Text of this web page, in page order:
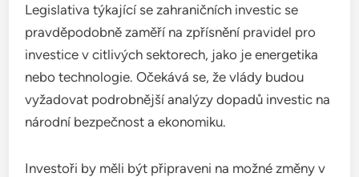
Legislativa týkající se zahraničních investic se
pravděpodobně zaměří na zpřísnění pravidel pro
investice v citlivých sektorech, jako je energetika
nebo technologie. Očekává se, že vlády budou
vyžadovat podrobnější analýzy dopadů investic na
národní bezpečnost a ekonomiku.
Investoři by měli být připraveni na možné změny v